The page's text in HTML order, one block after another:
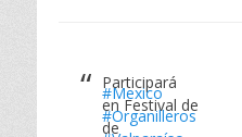
Participará
#Mexico
en Festival de
#Organilleros
de